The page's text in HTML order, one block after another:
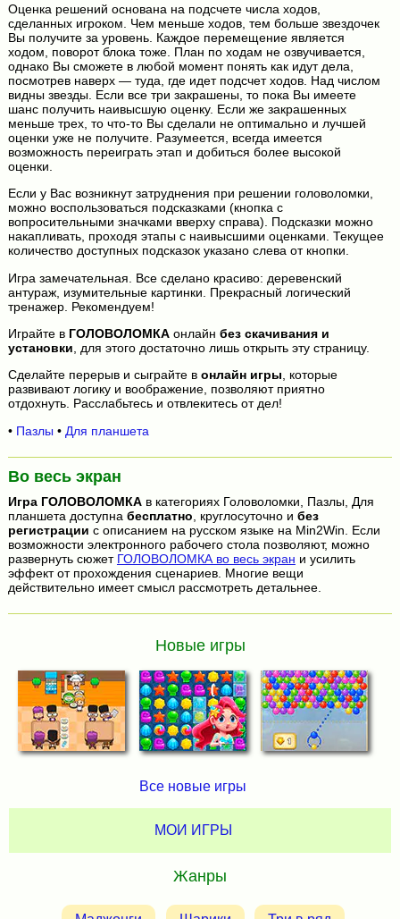
Оценка решений основана на подсчете числа ходов,
сделанных игроком. Чем меньше ходов, тем больше звездочек
Вы получите за уровень. Каждое перемещение является
ходом, поворот блока тоже. План по ходам не озвучивается,
однако Вы сможете в любой момент понять как идут дела,
посмотрев наверх — туда, где идет подсчет ходов. Над числом
видны звезды. Если все три закрашены, то пока Вы имеете
шанс получить наивысшую оценку. Если же закрашенных
меньше трех, то что-то Вы сделали не оптимально и лучшей
оценки уже не получите. Разумеется, всегда имеется
возможность переиграть этап и добиться более высокой
оценки.
Если у Вас возникнут затруднения при решении головоломки,
можно воспользоваться подсказками (кнопка с
вопросительными значками вверху справа). Подсказки можно
накапливать, проходя этапы с наивысшими оценками. Текущее
количество доступных подсказок указано слева от кнопки.
Игра замечательная. Все сделано красиво: деревенский
антураж, изумительные картинки. Прекрасный логический
тренажер. Рекомендуем!
Играйте в ГОЛОВОЛОМКАонлайн без скачивания и
установки , для этого достаточно лишь открыть эту страницу.
Сделайте перерыв и сыграйте в онлайн игры, которые
развивают логику и воображение, позволяют приятно
отдохнуть. Расслабьтесь и отвлекитесь от дел!
• Пазлы • Для планшета
Во весь экран
Игра ГОЛОВОЛОМКАв категориях Головоломки, Пазлы, Для
планшета доступна бесплатно , круглосуточно и без
регистрации с описанием на русском языке на Min2Win. Если
возможности электронного рабочего стола позволяют, можно
развернуть сюжет ГОЛОВОЛОМКА во весь экран и усилить
эффект от прохождения сценариев. Многие вещи
действительно имеет смысл рассмотреть детальнее.
Новые игры
Все новые игры
МОИ ИГРЫ
Жанры